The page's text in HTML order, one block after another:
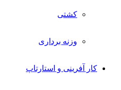
کشتی
وزنه برداری
کار آفرینی و استارتاپ